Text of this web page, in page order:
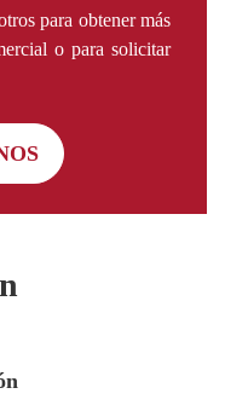
para obtener más
o para solicitar